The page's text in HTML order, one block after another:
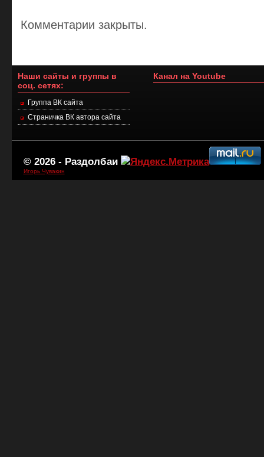
Комментарии закрыты.
Наши сайты и группы в
соц. сетях:
Группа ВК сайта
Страничка ВК автора сайта
Канал на Youtube
© 2026 - Раздолбаи
Игорь Чувакин